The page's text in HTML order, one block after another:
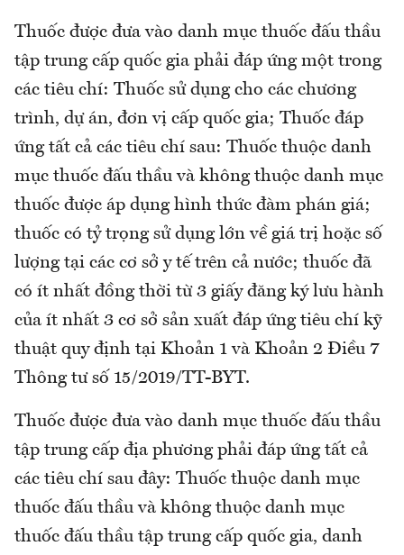
Thuốc được đưa vào danh mục thuốc đấu thầu
tập trung cấp quốc gia phải đáp ứng một trong
các tiêu chí: Thuốc sử dụng cho các chương
trình, dự án, đơn vị cấp quốc gia; Thuốc đáp
ứng tất cả các tiêu chí sau: Thuốc thuộc danh
mục thuốc đấu thầu và không thuộc danh mục
thuốc được áp dụng hình thức đàm phán giá;
thuốc có tỷ trọng sử dụng lớn về giá trị hoặc số
lượng tại các cơ sở y tế trên cả nước; thuốc đã
có ít nhất đồng thời từ 3 giấy đăng ký lưu hành
của ít nhất 3 cơ sở sản xuất đáp ứng tiêu chí kỹ
thuật quy định tại Khoản 1 và Khoản 2 Điều 7
Thông tư số 15/2019/TT-BYT.
Thuốc được đưa vào danh mục thuốc đấu thầu
tập trung cấp địa phương phải đáp ứng tất cả
các tiêu chí sau đây: Thuốc thuộc danh mục
thuốc đấu thầu và không thuộc danh mục
thuốc đấu thầu tập trung cấp quốc gia, danh